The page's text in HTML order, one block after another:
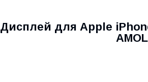
Дисплей для Apple